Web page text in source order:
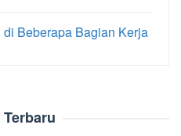
Beberapa Bagian Kerja